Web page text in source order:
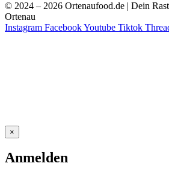
© 2024 – 2026 Ortenaufood.de | Dein
Ortenau
Instagram FacebookYoutube Tiktok
×
Anmelden